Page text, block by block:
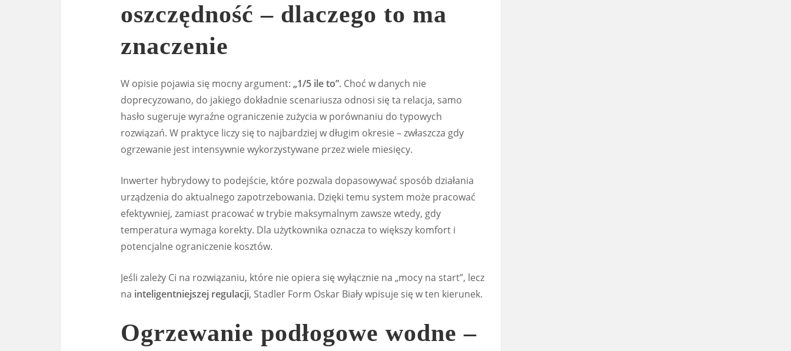
oszczędność – dlaczego to ma
znaczenie
W opisie pojawia się mocny argument: „1/5 ile to”. Choć w danych nie
doprecyzowano, do jakiego dokładnie scenariusza odnosi się ta relacja, samo
hasło sugeruje wyraźne ograniczenie zużycia w porównaniu do typowych
rozwiązań. W praktyce liczy się to najbardziej w długim okresie – zwłaszcza gdy
ogrzewanie jest intensywnie wykorzystywane przez wiele miesięcy.
Inwerter hybrydowy to podejście, które pozwala dopasowywać sposób działania
urządzenia do aktualnego zapotrzebowania. Dzięki temu system może pracować
efektywniej, zamiast pracować w trybie maksymalnym zawsze wtedy, gdy
temperatura wymaga korekty. Dla użytkownika oznacza to większy komfort i
potencjalne ograniczenie kosztów.
Jeśli zależy Ci na rozwiązaniu, które nie opiera się wyłącznie na „mocy na start”, lecz
na inteligentniejszej regulacji, Stadler Form Oskar Biały wpisuje się w ten kierunek.
Ogrzewanie podłogowe wodne –